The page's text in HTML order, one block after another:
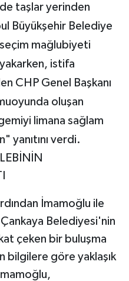
taşlar yerinden
Büyükşehir Belediye
seçim mağlubiyeti
istifa
CHP Genel Başkanı
oluşan
limana sağlam
yanıtını verdi.
İmamoğlu ile
Çankaya Belediyesi'nin
çeken bir buluşma
bilgilere göre yaklaşık